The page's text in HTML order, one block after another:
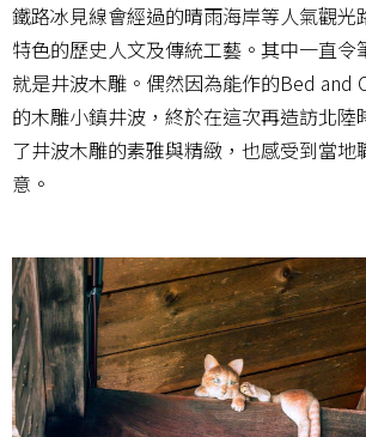
鐵路冰見線會經過的晴雨海岸等人氣觀光
特色的歷史人文及傳統工藝。其中一直令
就是井波木雕。偶然因為能作的Bed and
的木雕小鎮井波，終於在這次再造訪北陸
了井波木雕的素雅與精緻，也感受到當地
意。